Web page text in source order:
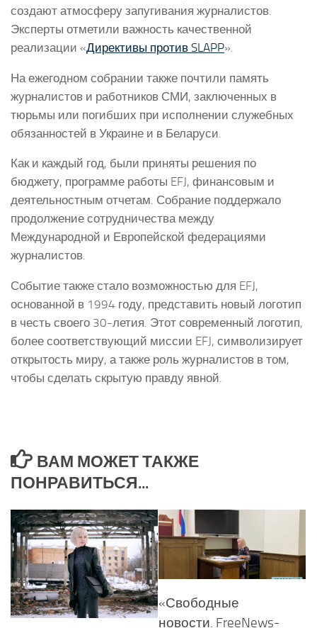
создают атмосферу запугивания журналистов.
Эксперты отметили важность качественной
реализации «Директивы против SLAPP».
На ежегодном собрании также почтили память
журналистов и работников СМИ, заключенных в
тюрьмы или погибших при исполнении служебных
обязанностей в Украине и в Беларуси.
Как и каждый год, были приняты решения по
бюджету, программе работы EFJ, финансовым и
деятельностным отчетам. Собрание поддержало
продолжение сотрудничества между
Международной и Европейской федерациями
журналистов.
Событие также стало возможностью для EFJ,
основанной в 1994 году, представить новый логотип
в честь своего 30-летия. Этот современный логотип,
более соответствующий миссии EFJ, символизирует
открытость миру, а также роль журналистов в том,
чтобы сделать скрытую правду явной.
ВАМ МОЖЕТ ТАКЖЕ
ПОНРАВИТЬСЯ...
«Свободные
новости. FreeNews-